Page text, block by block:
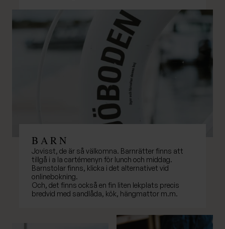
B A R N
Jovisst, de är så välkomna. Barnrätter finns att
tillgå i a la cartémenyn för lunch och middag.
Barnstolar finns, klicka i det alternativet vid
onlinebokning.
Och, det finns också en fin liten lekplats precis
bredvid med sandlåda, kök, hängmattor m.m.